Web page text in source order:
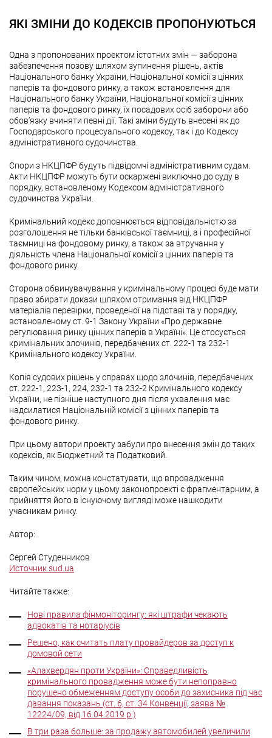
ЯКІ ЗМІНИ ДО КОДЕКСІВ ПРОПОНУЮТЬСЯ
Одна з пропонованих проектом істотних змін — заборона
забезпечення позову шляхом зупинення рішень, актів
Національного банку України, Національної комісії з цінних
паперів та фондового ринку, а також встановлення для
Національного банку України, Національної комісії з цінних
паперів та фондового ринку, їх посадових осіб заборони або
обов’язку вчиняти певні дії. Такі зміни будуть внесені як до
Господарського процесуального кодексу, так і до Кодексу
адміністративного судочинства.
Спори з НКЦПФР будуть підвідомчі адміністративним судам.
Акти НКЦПФР можуть бути оскаржені виключно до суду в
порядку, встановленому Кодексом адміністративного
судочинства України.
Кримінальний кодекс доповнюється відповідальністю за
розголошення не тільки банківської таємниці, а і професійної
таємниці на фондовому ринку, а також за втручання у
діяльність члена Національної комісії з цінних паперів та
фондового ринку.
Сторона обвинувачування у кримінальному процесі буде мати
право збирати докази шляхом отримання від НКЦПФР
матеріалів перевірки, проведеної на підставі та у порядку,
встановленому ст. 9-1 Закону України «Про державне
регулювання ринку цінних паперів в Україні». Це стосується
кримінальних злочинів, передбачених ст. 222-1 та 232-1
Кримінального кодексу України.
Копія судових рішень у справах щодо злочинів, передбачених
ст. 222-1, 223-1, 224, 232-1 та 232-2 Кримінального кодексу
України, не пізніше наступного дня після ухвалення має
надсилатися Національній комісії з цінних паперів та
фондового ринку.
При цьому автори проекту забули про внесення змін до таких
кодексів, як Бюджетний та Податковий.
Таким чином, можна констатувати, що впровадження
європейських норм у цьому законопроекті є фрагментарним, а
прийняття його в існуючому вигляді може нашкодити
учасникам ринку.
Автор:
Сергей Студенников
Источник sud.ua
Читайте также:
Нові правила фінмоніторингу: які штрафи чекають
адвокатів та нотаріусів
Решено, как считать плату провайдеров за доступ к
домовой сети
«Алахвердян проти України»: Справедливість
кримінального провадження може бути непоправно
порушено обмеженням доступу особи до захисника під час
давання показань (ст. 6, ст. 34 Конвенції, заява №
12224/09, від 16.04.2019 р.)
В три раза больше: за продажу автомобилей увеличили